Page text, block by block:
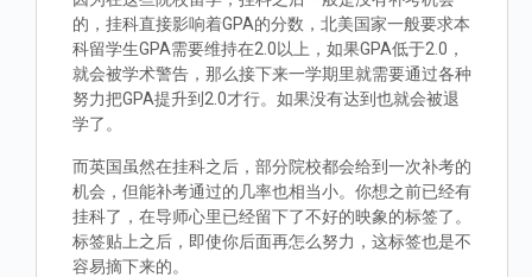
的，挂科直接影响着GPA的分数，北美国家一般要求本
科留学生GPA需要维持在2.0以上，如果GPA低于2.0，
就会被学术警告，那么接下来一学期里就需要通过各种
努力把GPA提升到2.0才行。如果没有达到也就会被退
学了。
而英国虽然在挂科之后，部分院校都会给到一次补考的
机会，但能补考通过的几率也相当小。你想之前已经有
挂科了，在导师心里已经留下了不好的映象的标签了。
标签贴上之后，即使你后面再怎么努力，这标签也是不
容易摘下来的。